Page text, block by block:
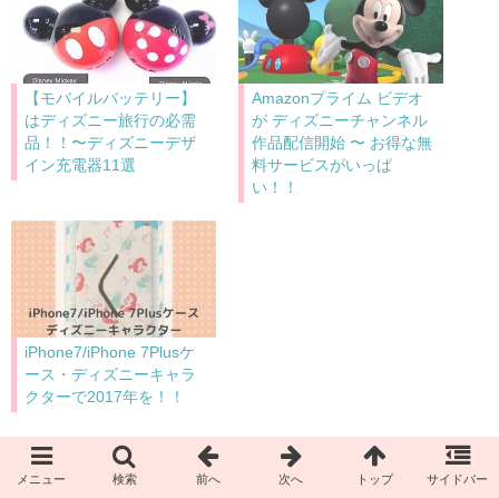
【モバイルバッテリー】
はディズニー旅行の必需
品！！〜ディズニーデザ
イン充電器11選
Amazonプライム ビデオ
が ディズニーチャンネル
作品配信開始 〜 お得な無
料サービスがいっぱ
い！！
iPhone7/iPhone 7Plusケ
ース・ディズニーキャラ
クターで2017年を！！